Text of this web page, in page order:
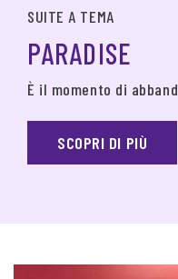
SUITE A TEMA
PARADISE
È il momento di
SCOPRI DI PIÙ